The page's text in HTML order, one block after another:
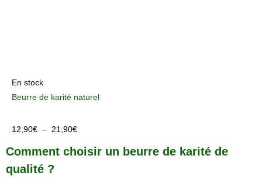
En stock
Beurre de karité naturel
12,90€ – 21,90€
Comment choisir un beurre de karité de
qualité ?